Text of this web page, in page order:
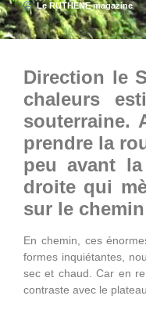
Le RUTHENE magazine
Direction le
chaleurs
souterraine.
prendre la
peu avant
droite qui
sur le
En chemin, ces
formes inquiétantes,
sec et chaud. Car en
contraste avec le